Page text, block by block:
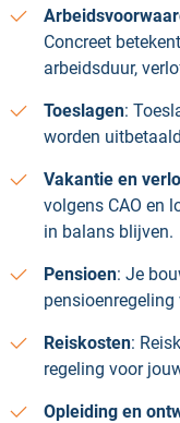
Concreet
arbeidsduur,
Toeslagen:
worden
Vakantie en
volgens CAO en
in balans blijven.
Pensioen: Je
pensioenregeling
Reiskosten:
regeling voor
Opleiding en